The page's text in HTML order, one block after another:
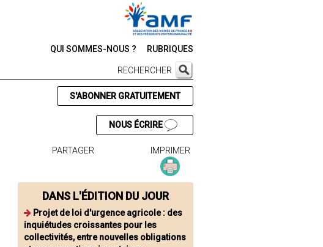
QUI SOMMES-NOUS ? RUBRIQUES
RECHERCHER
S'ABONNER GRATUITEMENT
NOUS ÉCRIRE
PARTAGER IMPRIMER
DANS L'ÉDITION DU JOUR
Projet de loi d'urgence agricole : des
inquiétudes croissantes pour les
collectivités, entre nouvelles obligations